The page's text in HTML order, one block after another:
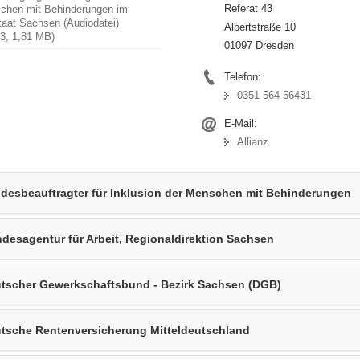
mit Behinderungen im
Sachsen (Audiodatei)
1,81 MB)
Referat 43
Albertstraße 10
01097 Dresden
Telefon:
0351 564-56431
E-Mail:
Allianz
für Inklusion der Menschen mit Behinderungen
für Arbeit, Regionaldirektion Sachsen
Gewerkschaftsbund - Bezirk Sachsen (DGB)
Rentenversicherung Mitteldeutschland